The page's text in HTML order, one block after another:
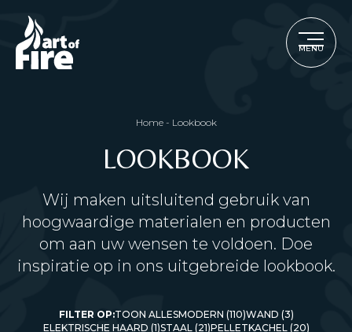
MENU
Home- Lookbook
LOOKBOOK
Wij maken uitsluitend gebruik van
hoogwaardige materialen en producten
om aan uw wensen te voldoen. Doe
inspiratie op in ons uitgebreide lookbook.
FILTER OP:TOON ALLESMODERN (110)WAND (3)
ELEKTRISCHE HAARD (1)STAAL (21)PELLETKACHEL (20)